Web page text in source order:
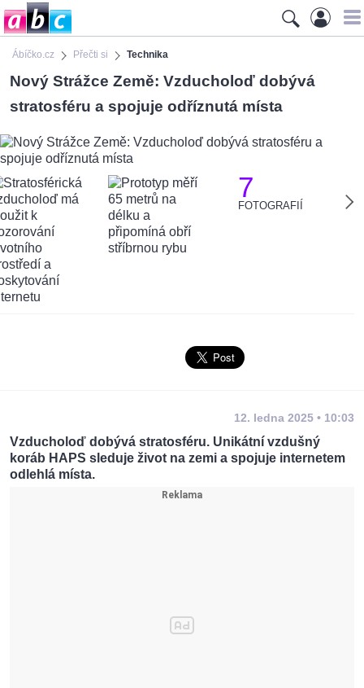
Ábíčko.cz Přečti si Technika
Nový Strážce Země: Vzducholoď dobývá
stratosféru a spojuje odříznutá místa
7
FOTOGRAFIÍ
12. ledna 2025 • 10:03
Vzducholoď dobývá stratosféru. Unikátní vzdušný
koráb HAPS sleduje život na zemi a spojuje internetem
odlehlá místa.